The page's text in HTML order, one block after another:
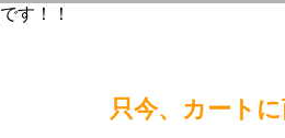
す！！
只今、カート